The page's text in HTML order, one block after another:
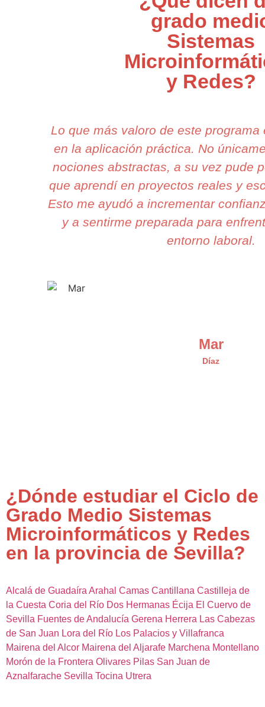
grado
Sistemas
y Redes?
Lo que más valoro de este
en la aplicación práctica. No
nociones abstractas, a su vez pude
que aprendí en proyectos reales y
Esto me ayudó a incrementar
y a sentirme preparada para
entorno laboral.
Mar
Díaz
¿Dónde estudiar el Ciclo de
Grado Medio Sistemas
Microinformáticos y Redes
en la provincia de Sevilla?
Alcalá de Guadaíra Arahal Camas Cantillana Castilleja de
la Cuesta Coria del Río Dos Hermanas Écija El Cuervo de
Sevilla Fuentes de Andalucía Gerena Herrera Las Cabezas
de San Juan Lora del Río Los Palacios y Villafranca
Mairena del Alcor Mairena del Aljarafe Marchena Montellano
Morón de la Frontera Olivares Pilas San Juan de
Aznalfarache Sevilla Tocina Utrera